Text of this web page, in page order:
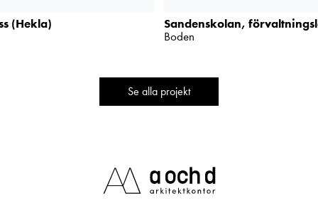
(Hekla)
Sandenskolan,
Boden
Se alla projekt